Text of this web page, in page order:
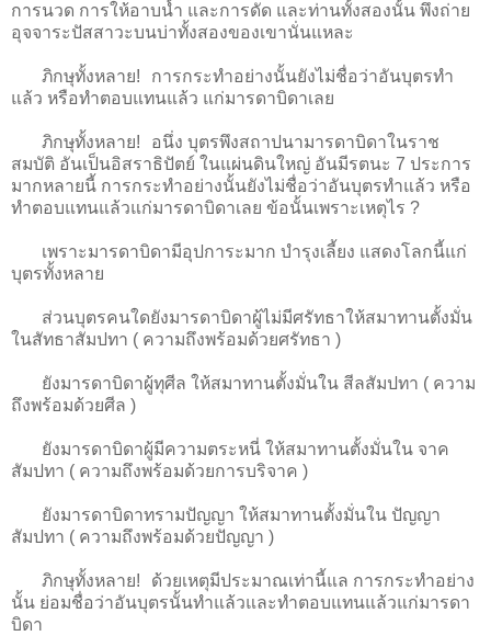
การนวด การให้อาบน้ำ และการดัด และท่านทั้งสองนั้น พึงถ่าย
อุจจาระปัสสาวะบนบ่าทั้งสองของเขานั่นแหละ
ภิกษุทั้งหลาย! การกระทำอย่างนั้นยังไม่ชื่อว่าอันบุตรทำ
แล้ว หรือทำตอบแทนแล้ว แก่มารดาบิดาเลย
ภิกษุทั้งหลาย! อนึ่ง บุตรพึงสถาปนามารดาบิดาในราช
สมบัติ อันเป็นอิสราธิปัตย์ ในแผ่นดินใหญ่ อันมีรตนะ 7 ประการ
มากหลายนี้ การกระทำอย่างนั้นยังไม่ชื่อว่าอันบุตรทำแล้ว หรือ
ทำตอบแทนแล้วแก่มารดาบิดาเลย ข้อนั้นเพราะเหตุไร ?
เพราะมารดาบิดามีอุปการะมาก บำรุงเลี้ยง แสดงโลกนี้แก่
บุตรทั้งหลาย
ส่วนบุตรคนใดยังมารดาบิดาผู้ไม่มีศรัทธาให้สมาทานตั้งมั่น
ในสัทธาสัมปทา ( ความถึงพร้อมด้วยศรัทธา )
ยังมารดาบิดาผู้ทุศีล ให้สมาทานตั้งมั่นใน สีลสัมปทา ( ความ
ถึงพร้อมด้วยศีล )
ยังมารดาบิดาผู้มีความตระหนี่ ให้สมาทานตั้งมั่นใน จาค
สัมปทา ( ความถึงพร้อมด้วยการบริจาค )
ยังมารดาบิดาทรามปัญญา ให้สมาทานตั้งมั่นใน ปัญญา
สัมปทา ( ความถึงพร้อมด้วยปัญญา )
ภิกษุทั้งหลาย! ด้วยเหตุมีประมาณเท่านี้แล การกระทำอย่าง
นั้น ย่อมชื่อว่าอันบุตรนั้นทำแล้วและทำตอบแทนแล้วแก่มารดา
บิดา